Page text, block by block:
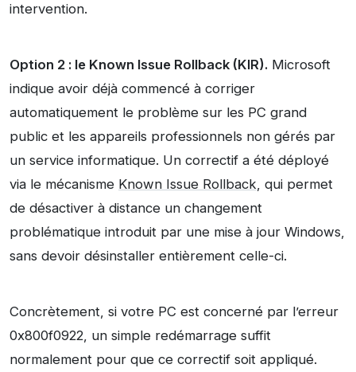
intervention.
Option 2 : le Known Issue Rollback (KIR). Microsoft
indique avoir déjà commencé à corriger
automatiquement le problème sur les PC grand
public et les appareils professionnels non gérés par
un service informatique. Un correctif a été déployé
via le mécanisme Known Issue Rollback, qui permet
de désactiver à distance un changement
problématique introduit par une mise à jour Windows,
sans devoir désinstaller entièrement celle-ci.
Concrètement, si votre PC est concerné par l’erreur
0x800f0922, un simple redémarrage suffit
normalement pour que ce correctif soit appliqué.